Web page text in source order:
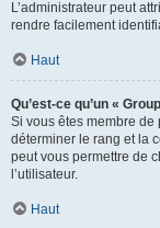
L’administrateur peut
rendre facilement
Haut
Qu’est-ce qu’un «
Si vous êtes membre de
déterminer le rang et la
peut vous permettre de
l’utilisateur.
Haut